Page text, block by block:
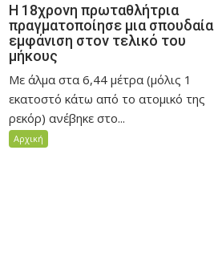
Η 18χρονη πρωταθλήτρια
πραγματοποίησε μια σπουδαία
εμφάνιση στον τελικό του
μήκους
Με άλμα στα 6,44 μέτρα (μόλις 1
εκατοστό κάτω από το ατομικό της
ρεκόρ) ανέβηκε στο...
Αρχική